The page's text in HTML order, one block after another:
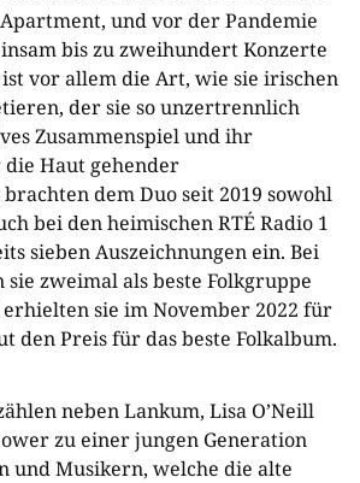
und vor der Pandemie
bis zu zweihundert Konzerte
ist vor allem die Art, wie sie irischen
der sie so unzertrennlich
Zusammenspiel und ihr
Haut gehender
dem Duo seit 2019 sowohl
bei den heimischen RTÉ Radio 1
sieben Auszeichnungen ein. Bei
zweimal als beste Folkgruppe
sie im November 2022 für
den Preis für das beste Folkalbum.
neben Lankum, Lisa O’Neill
zu einer jungen Generation
und Musikern, welche die alte